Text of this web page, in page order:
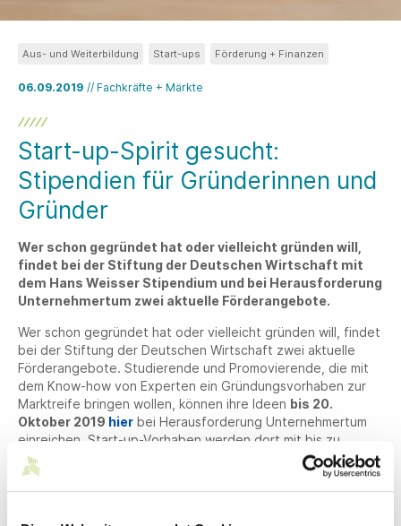
06.09.2019 // Fachkräfte + Märkte
Aus- und Weiterbildung Start-ups Förderung + Finanzen
Start-up-Spirit gesucht:
Stipendien für Gründerinnen und
Gründer
Wer schon gegründet hat oder vielleicht gründen will,
findet bei der Stiftung der Deutschen Wirtschaft mit
dem Hans Weisser Stipendium und bei Herausforderung
Unternehmertum zwei aktuelle Förderangebote.
Wer schon gegründet hat oder vielleicht gründen will, findet
bei der Stiftung der Deutschen Wirtschaft zwei aktuelle
Förderangebote. Studierende und Promovierende, die mit
dem Know-how von Experten ein Gründungsvorhaben zur
Marktreife bringen wollen, können ihre Ideen bis 20.
Oktober 2019 hier bei Herausforderung Unternehmertum
einreichen. Start-up-Vorhaben werden dort mit bis zu
15.000 Euro unterstützt.
Berufs- oder Gründungserfahrene unter 40, die sich im